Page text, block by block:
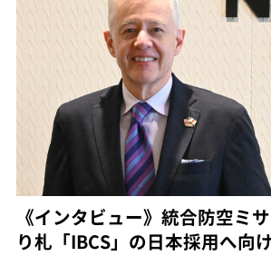
《インタビュー》統合防空ミ
り札「IBCS」の日本採用へ向